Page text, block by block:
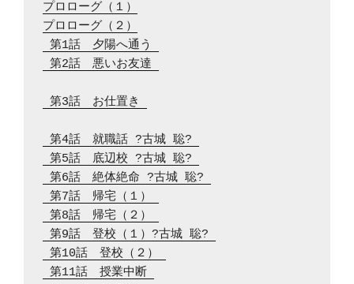
プロローグ（１）
プロローグ（２）
第1話　夕陽へ通う
第2話　悪いお友達
第3話　お仕置き
第4話　就職話 ?古城 聡?
第5話　底辺校 ?古城 聡?
第6話　絶体絶命 ?古城 聡?
第7話　帰宅（１）
第8話　帰宅（２）
第9話　登校（１）?古城 聡?
第10話　登校（２）
第11話　授業中断